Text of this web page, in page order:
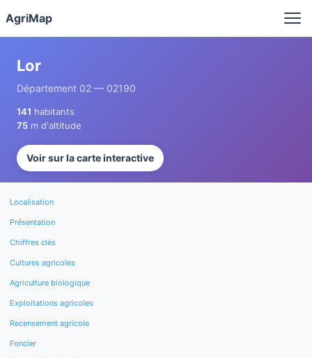
AgriMap
Lor
Département 02 — 02190
141 habitants
75 m d'altitude
Voir sur la carte interactive
Localisation
Présentation
Chiffres clés
Cultures agricoles
Agriculture biologique
Exploitations agricoles
Recensement agricole
Foncier